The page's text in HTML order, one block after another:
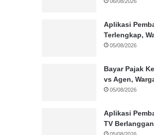
Aplikasi
Terlengkap,
05/08/2026
Bayar Pajak
vs Agen,
05/08/2026
Aplikasi
TV